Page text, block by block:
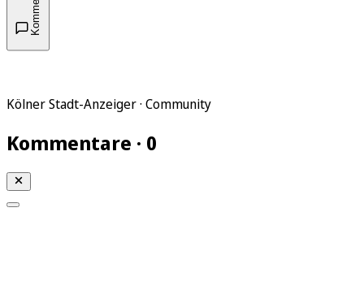
Kölner Stadt-Anzeiger · Community
Kommentare · 0